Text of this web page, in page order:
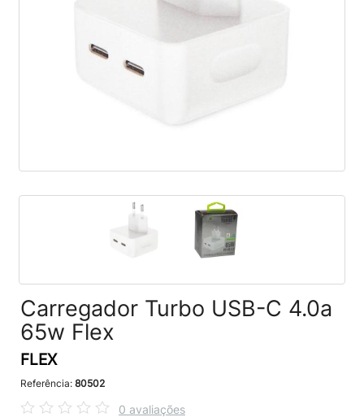
Carregador Turbo USB-C 4.0a
65w Flex
FLEX
Referência: 80502
0 avaliações